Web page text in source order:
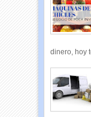
dinero, hoy